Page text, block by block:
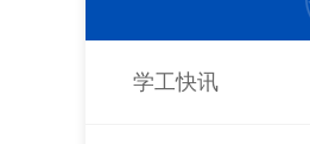
学工快讯